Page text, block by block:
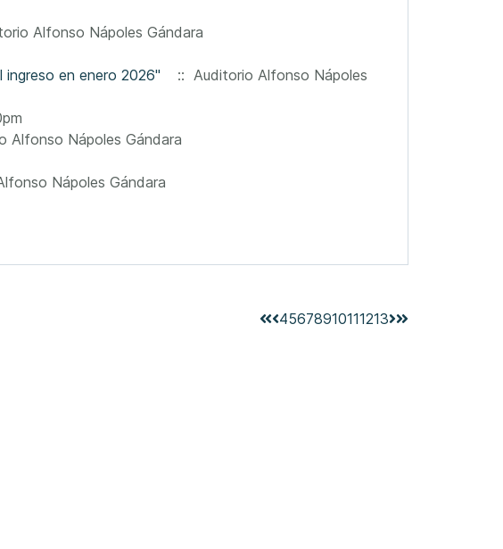
Alfonso Nápoles Gándara
ingreso en enero 2026"
:: Auditorio Alfonso Nápoles
Alfonso Nápoles Gándara
Nápoles Gándara
45678910111213